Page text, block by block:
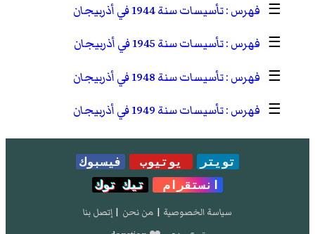
☰
تأسيسات سنة 1944 في أذربيجان
☰
تأسيسات سنة 1945 في أذربيجان
☰
تأسيسات سنة 1948 في أذربيجان
☰
تأسيسات سنة 1949 في أذربيجان
تويتر يوتيوب
فيسبوك
انستقرام
تيك توك
سياسة الخصوصية | من نحن | إتصل بنا